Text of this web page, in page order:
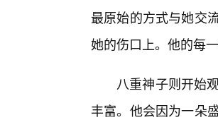
最原始的方式与她交
她的伤口上。他的每
八重神子则开始
丰富。他会因为一朵